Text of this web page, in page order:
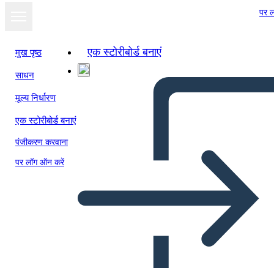
पर
मुख पृष्ठ
साधन
मूल्य निर्धारण
एक स्टोरीबोर्ड बनाएं
पंजीकरण करवाना
पर लॉग ऑन करें
एक स्टोरीबोर्ड बनाएं